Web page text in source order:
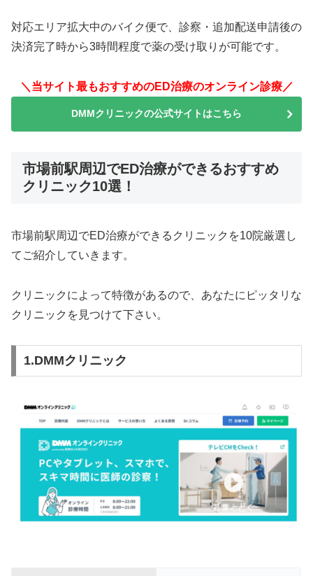
対応エリア拡大中のバイク便で、診察・追加配送申請後の
決済完了時から3時間程度で薬の受け取りが可能です。
＼当サイト最もおすすめのED治療のオンライン診療／
DMMクリニックの公式サイトはこちら
市場前駅周辺でED治療ができるおすすめ
クリニック10選！
市場前駅周辺でED治療ができるクリニックを10院厳選し
てご紹介していきます。
クリニックによって特徴があるので、あなたにピッタリな
クリニックを見つけて下さい。
1.DMMクリニック